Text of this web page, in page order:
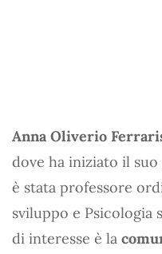
Anna Oliverio
dove ha iniziato il
è stata professore
sviluppo e Psicologia
di interesse è la